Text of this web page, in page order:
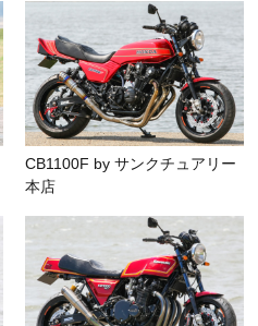
CB1100F by サンクチュアリー
本店